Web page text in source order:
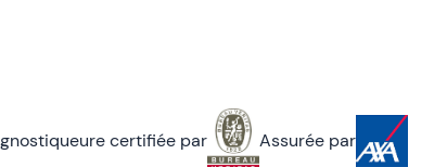
certifiée par Assurée par